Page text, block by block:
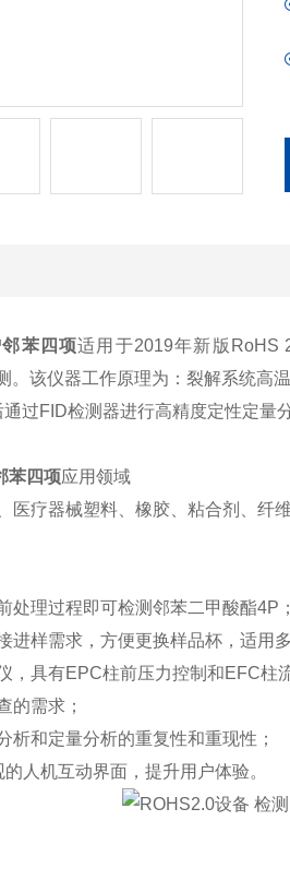
苯四项适用于2019年新版RoHS
。该仪器工作原理为：裂解系统高
过FID检测器进行高精度定性定量分
苯四项应用领域
医疗器械塑料、橡胶、粘合剂、纤
处理过程即可检测邻苯二甲酸酯4P；
进样需求，方便更换样品杯，适用
，具有EPC柱前压力控制和EFC柱
的需求；
析和定量分析的重复性和重现性；
人机互动界面，提升用户体验。